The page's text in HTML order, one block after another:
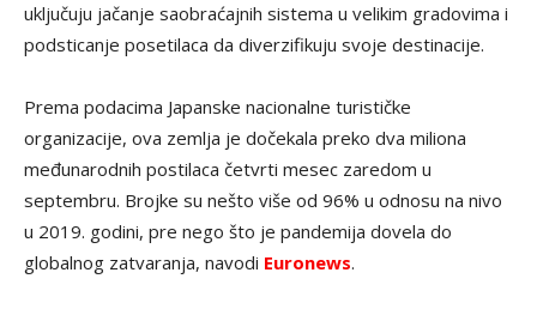
uključuju jačanje saobraćajnih sistema u velikim gradovima i
podsticanje posetilaca da diverzifikuju svoje destinacije.
Prema podacima Japanske nacionalne turističke
organizacije, ova zemlja je dočekala preko dva miliona
međunarodnih postilaca četvrti mesec zaredom u
septembru. Brojke su nešto više od 96% u odnosu na nivo
u 2019. godini, pre nego što je pandemija dovela do
globalnog zatvaranja, navodi Euronews.